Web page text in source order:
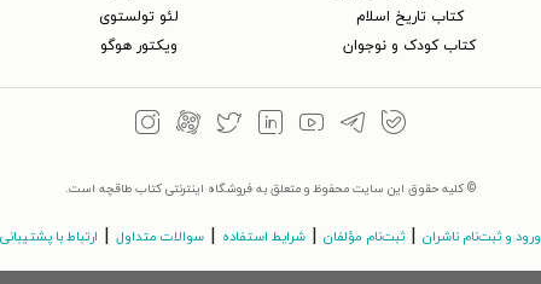
کتاب تاریخ اسلام
کتاب کودک و نوجوان
لئو تولستوی
ویکتور هوگو
© کلیه حقوق این سایت محفوظ و متعلق به فروشگاه اینترنتی کتاب طاقچه است.
ورود و ثبت‌نام ناشران | ثبت‌نام مؤلفان | شرایط استفاده | سوالات متداول | ارتباط با پشتیبانی